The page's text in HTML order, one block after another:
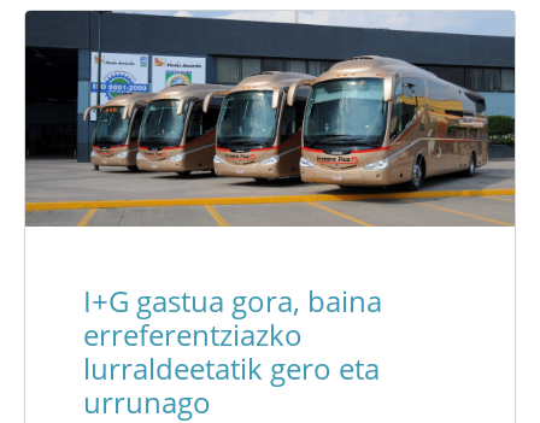
I+G gastua gora, baina
erreferentziazko
lurraldeetatik gero eta
urrunago